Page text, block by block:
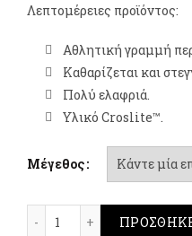
Λεπτομέρειες προϊόντος:
Αθλητική γραμμή
Καθαρίζεται και
Πολύ ελαφριά.
Υλικό Croslite™.
Μέγεθος